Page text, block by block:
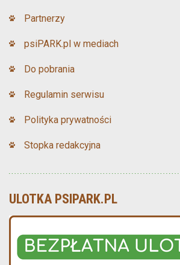
Partnerzy
psiPARK.pl w mediach
Do pobrania
Regulamin serwisu
Polityka prywatności
Stopka redakcyjna
ULOTKA PSIPARK.PL